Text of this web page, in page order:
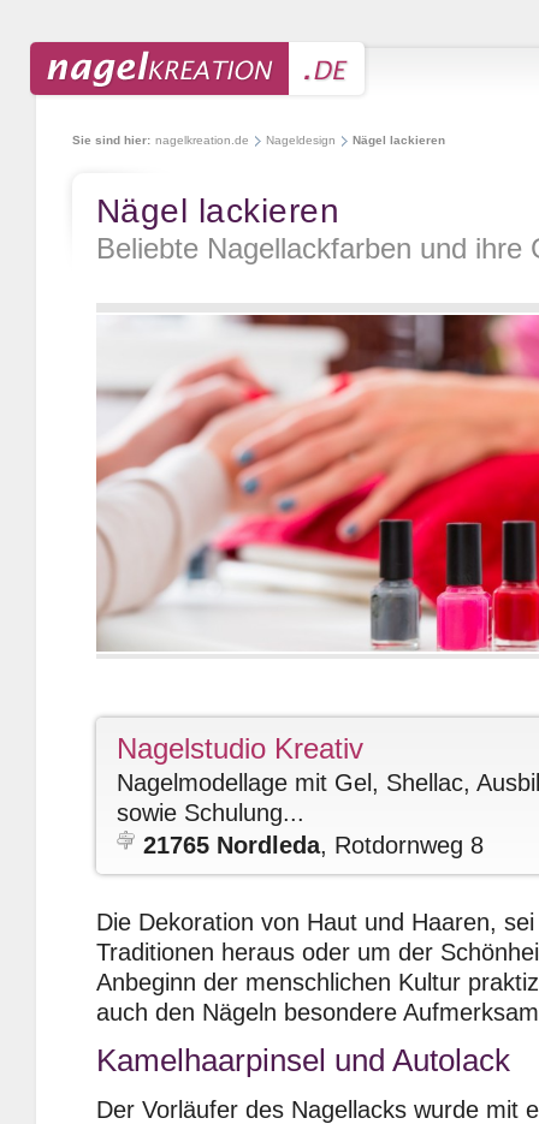
Sie sind hier: nagelkreation.de Nageldesign Nägel lackieren
Nägel lackieren
Beliebte Nagellackfarben und ihre
Nagelstudio Kreativ
Nagelmodellage mit Gel, Shellac,
sowie Schulung...
21765 Nordleda, Rotdornweg 8
Die Dekoration von Haut und Haaren,
Traditionen heraus oder um der
Anbeginn der menschlichen Kultur
auch den Nägeln besondere
Kamelhaarpinsel und Autolack
Der Vorläufer des Nagellacks wurde mit